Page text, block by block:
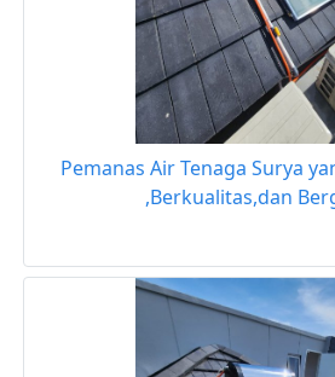
Pemanas Air Tenaga Surya
,Berkualitas,dan